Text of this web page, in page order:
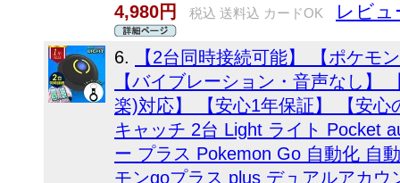
4,980円
税込 送料込 カードOK レビュ
6.
【2台同時接続可能】 【ポケモ
【バイブレーション・音声なし】
楽)対応】 【安心1年保証】 【安
キャッチ 2台 Light ライト Pocket
ー プラス Pokemon Go 自動化 自
モンgoプラス plus デュアルアカ